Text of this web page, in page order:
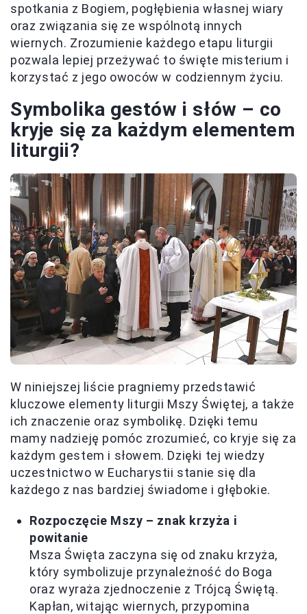
spotkania z Bogiem, pogłębienia własnej wiary
oraz związania się ze wspólnotą innych
wiernych. Zrozumienie każdego etapu liturgii
pozwala lepiej przeżywać to święte misterium i
korzystać z jego owoców w codziennym życiu.
Symbolika gestów i słów – co
kryje się za każdym elementem
liturgii?
W niniejszej liście pragniemy przedstawić
kluczowe elementy liturgii Mszy Świętej, a także
ich znaczenie oraz symbolikę. Dzięki temu
mamy nadzieję pomóc zrozumieć, co kryje się za
każdym gestem i słowem. Dzięki tej wiedzy
uczestnictwo w Eucharystii stanie się dla
każdego z nas bardziej świadome i głębokie.
Rozpoczęcie Mszy – znak krzyża i
powitanie
Msza Święta zaczyna się od znaku krzyża,
który symbolizuje przynależność do Boga
oraz wyraża zjednoczenie z Trójcą Świętą.
Kapłan, witając wiernych, przypomina